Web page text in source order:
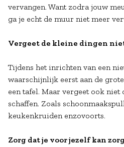
vervangen. Want zodra jouw
ga je echt de muur niet meer
Vergeet de kleine dingen
Tijdens het inrichten van een
waarschijnlijk eerst aan de
een tafel. Maar vergeet ook niet
schaffen. Zoals
keukenkruiden enzovoorts.
Zorg dat je voor jezelf kan